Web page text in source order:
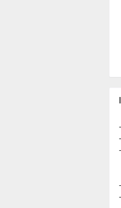
-
-
-
-
-